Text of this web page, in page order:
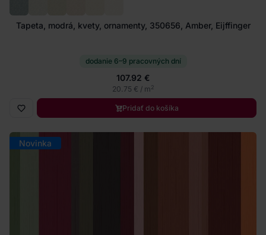
Tapeta, modrá, kvety, ornamenty, 350656, Amber, Eijffinger
dodanie 6–9 pracovných dní
107.92 €
20.75 € / m2
Pridať do košíka
Novinka